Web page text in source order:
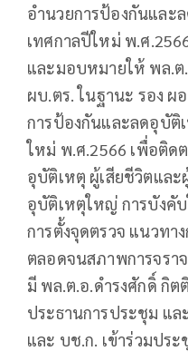
อำนวยการป้องกันและ
เทศกาลปีใหม่ พ.ศ
และมอบหมายให้ พล.ต
ผบ.ตร. ในฐานะ รอง
การป้องกันและลดอุบัติ
ใหม่ พ.ศ.2566 เพื่อติด
อุบัติเหตุ ผู้เสียชีวิตแล
อุบัติเหตุใหญ่ การบังคั
การตั้งจุดตรวจ แนวท
ตลอดจนสภาพการจรา
มี พล.ต.อ.ดำรงศักดิ์ กิต
ประธานการประชุม แ
และ บช.ก. เข้าร่วมประ